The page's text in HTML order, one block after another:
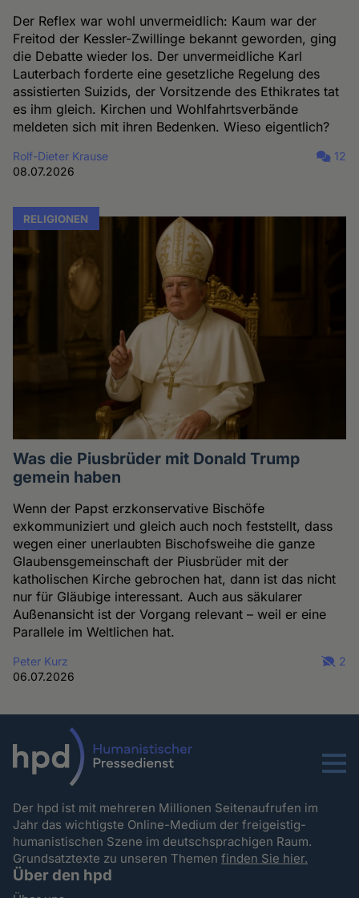
Der Reflex war wohl unvermeidlich: Kaum war der
Freitod der Kessler-Zwillinge bekannt geworden, ging
die Debatte wieder los. Der unvermeidliche Karl
Lauterbach forderte eine gesetzliche Regelung des
assistierten Suizids, der Vorsitzende des Ethikrates tat
es ihm gleich. Kirchen und Wohlfahrtsverbände
meldeten sich mit ihren Bedenken. Wieso eigentlich?
Rolf-Dieter Krause
08.07.2026
12
RELIGIONEN
Was die Piusbrüder mit Donald Trump
gemein haben
Wenn der Papst erzkonservative Bischöfe
exkommuniziert und gleich auch noch feststellt, dass
wegen einer unerlaubten Bischofsweihe die ganze
Glaubensgemeinschaft der Piusbrüder mit der
katholischen Kirche gebrochen hat, dann ist das nicht
nur für Gläubige interessant. Auch aus säkularer
Außenansicht ist der Vorgang relevant – weil er eine
Parallele im Weltlichen hat.
Peter Kurz
06.07.2026
2
Menu
Der hpd ist mit mehreren Millionen Seitenaufrufen im
Jahr das wichtigste Online-Medium der freigeistig-
humanistischen Szene im deutschsprachigen Raum.
Grundsatztexte zu unseren Themenfinden Sie hier.
Über den hpd